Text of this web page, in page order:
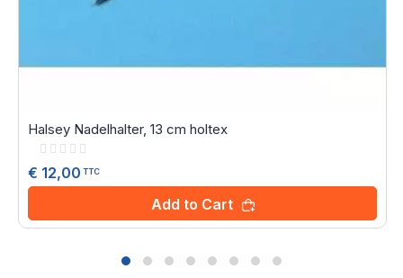
Halsey Nadelhalter, 13 cm holtex
Rating:
€ 12,00 TTC
Add to Cart